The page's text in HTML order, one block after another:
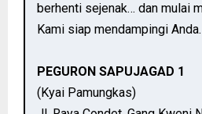
berhenti sejenak… dan mulai
Kami siap mendampingi Anda.
PEGURON SAPUJAGAD 1
(Kyai Pamungkas)